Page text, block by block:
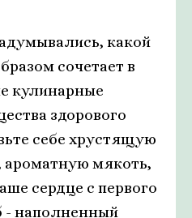
какой
сочетает в
кулинарные
здорового
себе хрустящую
мякоть,
сердце с первого
- наполненный